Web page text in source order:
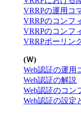
VRRPの運用コ
VRRPのコンフ
VRRPのコンフ
VRRPポーリン
(Ｗ)
Web認証の運用
Web認証の解説
Web認証のコン
Web認証の設定